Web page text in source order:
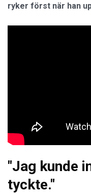
ryker först när han
"Jag kunde
tyckte."